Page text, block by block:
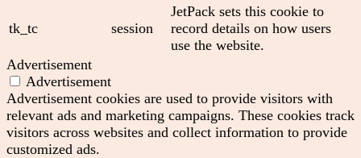
tk_tc session
JetPack sets this cookie to
record details on how users
use the website.
Advertisement
Advertisement
Advertisement cookies are used to provide visitors with
relevant ads and marketing campaigns. These cookies track
visitors across websites and collect information to provide
customized ads.